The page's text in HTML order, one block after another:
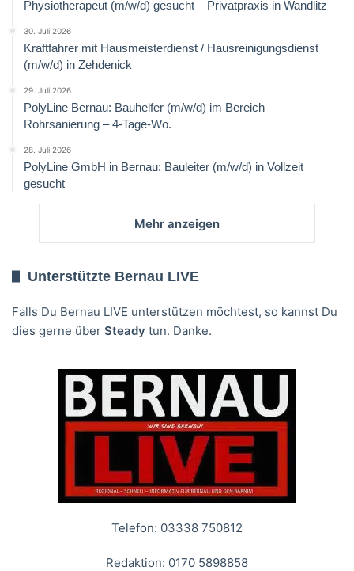
Physiotherapeut (m/w/d) gesucht – Privatpraxis in Wandlitz
30. Juli 2026
Kraftfahrer mit Hausmeisterdienst / Hausreinigungsdienst
(m/w/d) in Zehdenick
29. Juli 2026
PolyLine Bernau: Bauhelfer (m/w/d) im Bereich
Rohrsanierung – 4-Tage-Wo.
28. Juli 2026
PolyLine GmbH in Bernau: Bauleiter (m/w/d) in Vollzeit
gesucht
Mehr anzeigen
Unterstützte Bernau LIVE
Falls Du Bernau LIVE unterstützen möchtest, so kannst Du
dies gerne über Steady tun. Danke.
Telefon: 03338 750812
Redaktion: 0170 5898858